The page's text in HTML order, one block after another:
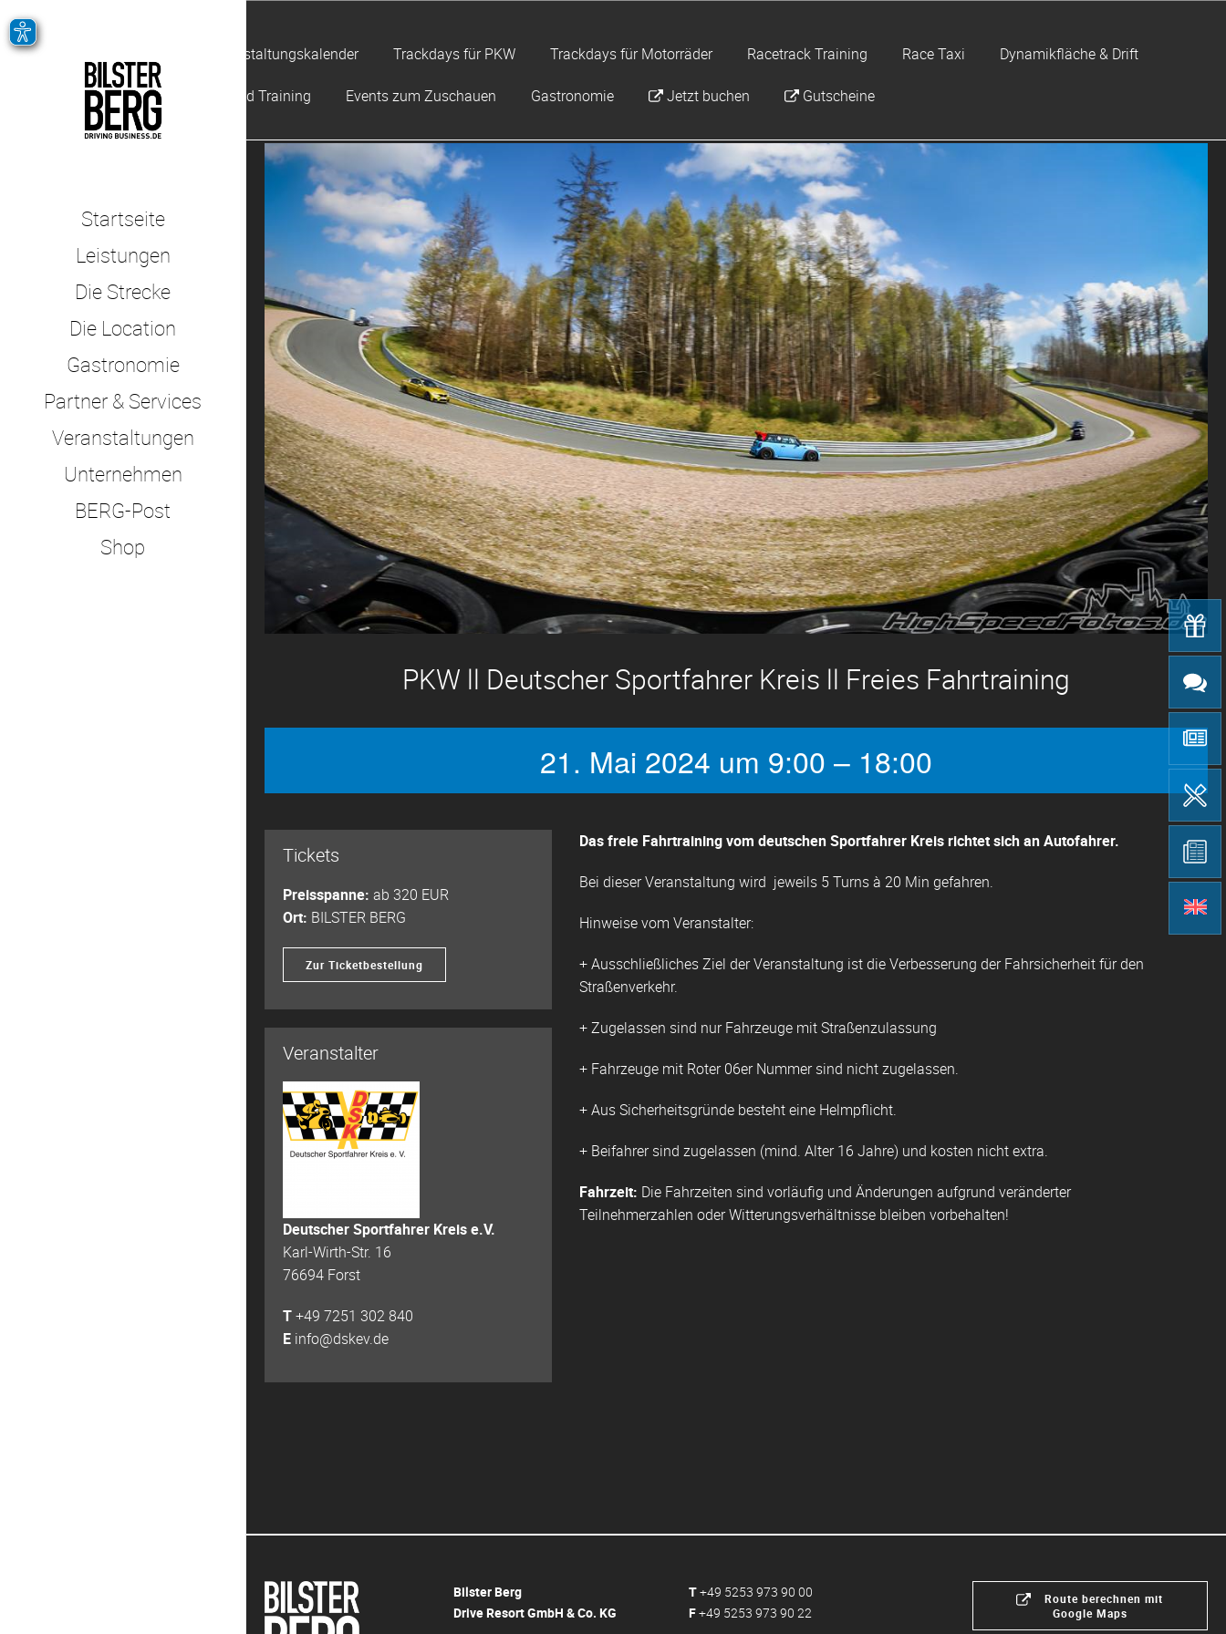
Startseite
Leistungen
Die Strecke
Die Location
Gastronomie
Partner & Services
Veranstaltungen
Unternehmen
BERG-Post
Shop
Veranstaltungskalender Trackdays für PKW Trackdays für Motorräder Racetrack Training Race Taxi Dynamikfläche & Drift
Offroad Training Events zum Zuschauen Gastronomie Jetzt buchen Gutscheine
PKW ll Deutscher Sportfahrer Kreis ll Freies Fahrtraining
21. Mai 2024 um 9:00 – 18:00
Tickets
Preisspanne: ab 320 EUR
Ort: BILSTER BERG
Zur Ticketbestellung
Veranstalter
Deutscher Sportfahrer Kreis e.V.
Karl-Wirth-Str. 16
76694 Forst
T+49 7251 302 840
E info@dskev.de
Das freie Fahrtraining vom deutschen Sportfahrer Kreis richtet sich an Autofahrer.
Bei dieser Veranstaltung wird jeweils 5 Turns à 20 Min gefahren.
Hinweise vom Veranstalter:
+ Ausschließliches Ziel der Veranstaltung ist die Verbesserung der Fahrsicherheit für den
Straßenverkehr.
+ Zugelassen sind nur Fahrzeuge mit Straßenzulassung
+ Fahrzeuge mit Roter 06er Nummer sind nicht zugelassen.
+ Aus Sicherheitsgründe besteht eine Helmpflicht.
+ Beifahrer sind zugelassen (mind. Alter 16 Jahre) und kosten nicht extra.
Fahrzeit: Die Fahrzeiten sind vorläufig und Änderungen aufgrund veränderter
Teilnehmerzahlen oder Witterungsverhältnisse bleiben vorbehalten!
Bilster Berg
Drive Resort GmbH & Co. KG
T+49 5253 973 90 00
F+49 5253 973 90 22
Route berechnen mit
Google Maps